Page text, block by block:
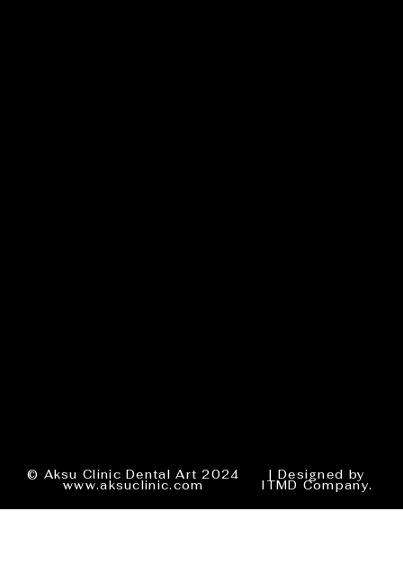
© Aksu Clinic Dental Art 2024
www.aksuclinic.com
| Designed by
ITMD Company.